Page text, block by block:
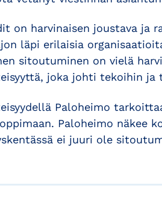
on harvinaisen joustava ja
läpi erilaisia
sitoutuminen on vielä
joka johti tekoihin ja
Paloheimo
Paloheimo näkee
ei juuri ole